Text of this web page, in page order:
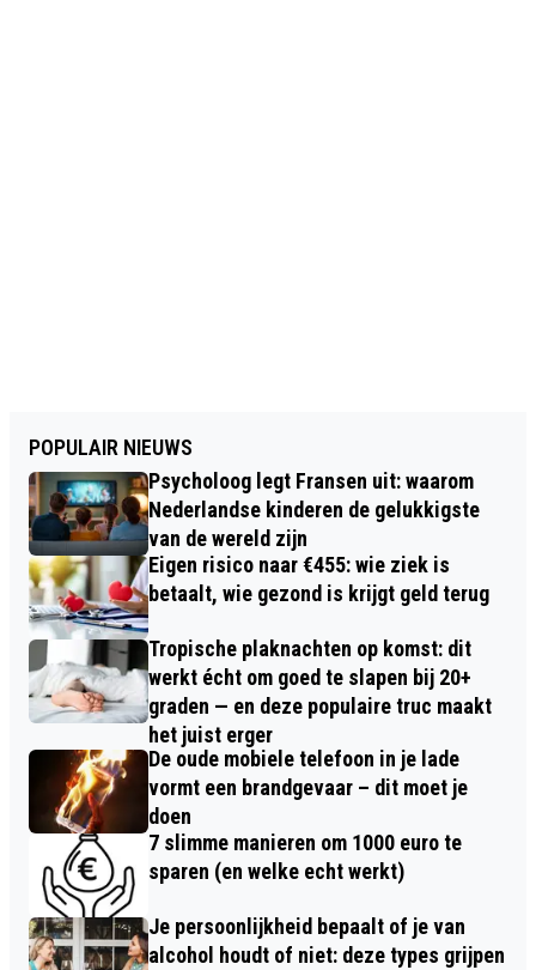
POPULAIR NIEUWS
Psycholoog legt Fransen uit: waarom
Nederlandse kinderen de gelukkigste
van de wereld zijn
Eigen risico naar €455: wie ziek is
betaalt, wie gezond is krijgt geld terug
Tropische plaknachten op komst: dit
werkt écht om goed te slapen bij 20+
graden — en deze populaire truc maakt
het juist erger
De oude mobiele telefoon in je lade
vormt een brandgevaar – dit moet je
doen
7 slimme manieren om 1000 euro te
sparen (en welke echt werkt)
Je persoonlijkheid bepaalt of je van
alcohol houdt of niet: deze types grijpen